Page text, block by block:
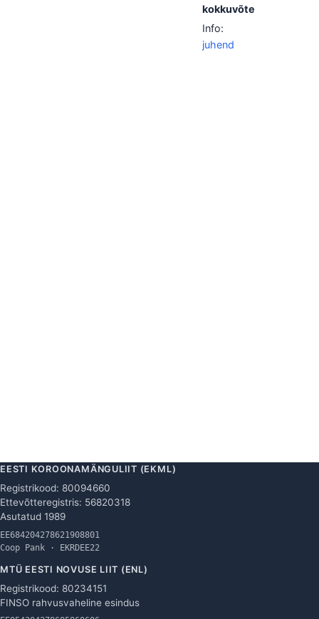
kokkuvõte
Info:
juhend
EESTI KOROONAMÄNGULIIT (EKML)
Registrikood: 80094660
Ettevõtteregistris: 56820318
Asutatud 1989
EE684204278621908801
Coop Pank · EKRDEE22
MTÜ EESTI NOVUSE LIIT (ENL)
Registrikood: 80234151
FINSO rahvusvaheline esindus